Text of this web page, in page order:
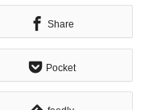
Share
Pocket